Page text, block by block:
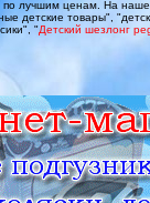
лучшим ценам. На
детские товары",
"Детский шезлонг